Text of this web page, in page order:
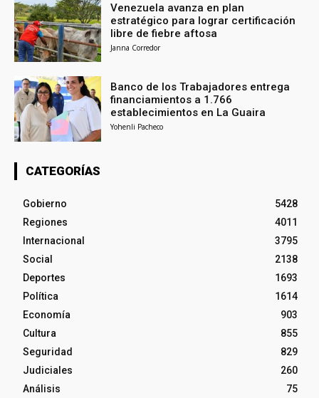
Venezuela avanza en plan
estratégico para lograr certificación
libre de fiebre aftosa
Janna Corredor
Banco de los Trabajadores entrega
financiamientos a 1.766
establecimientos en La Guaira
Yohenli Pacheco
CATEGORÍAS
Gobierno
5428
Regiones
4011
Internacional
3795
Social
2138
Deportes
1693
Política
1614
Economía
903
Cultura
855
Seguridad
829
Judiciales
260
Análisis
75